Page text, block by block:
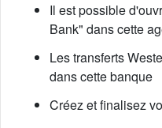
Il est possible
Bank" dans cette
Les transferts
dans cette banque
Créez et finalisez